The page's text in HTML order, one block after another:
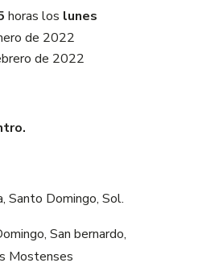
horas los lunes
de 2022
de 2022
Santo Domingo, Sol.
San bernardo,
Mostenses